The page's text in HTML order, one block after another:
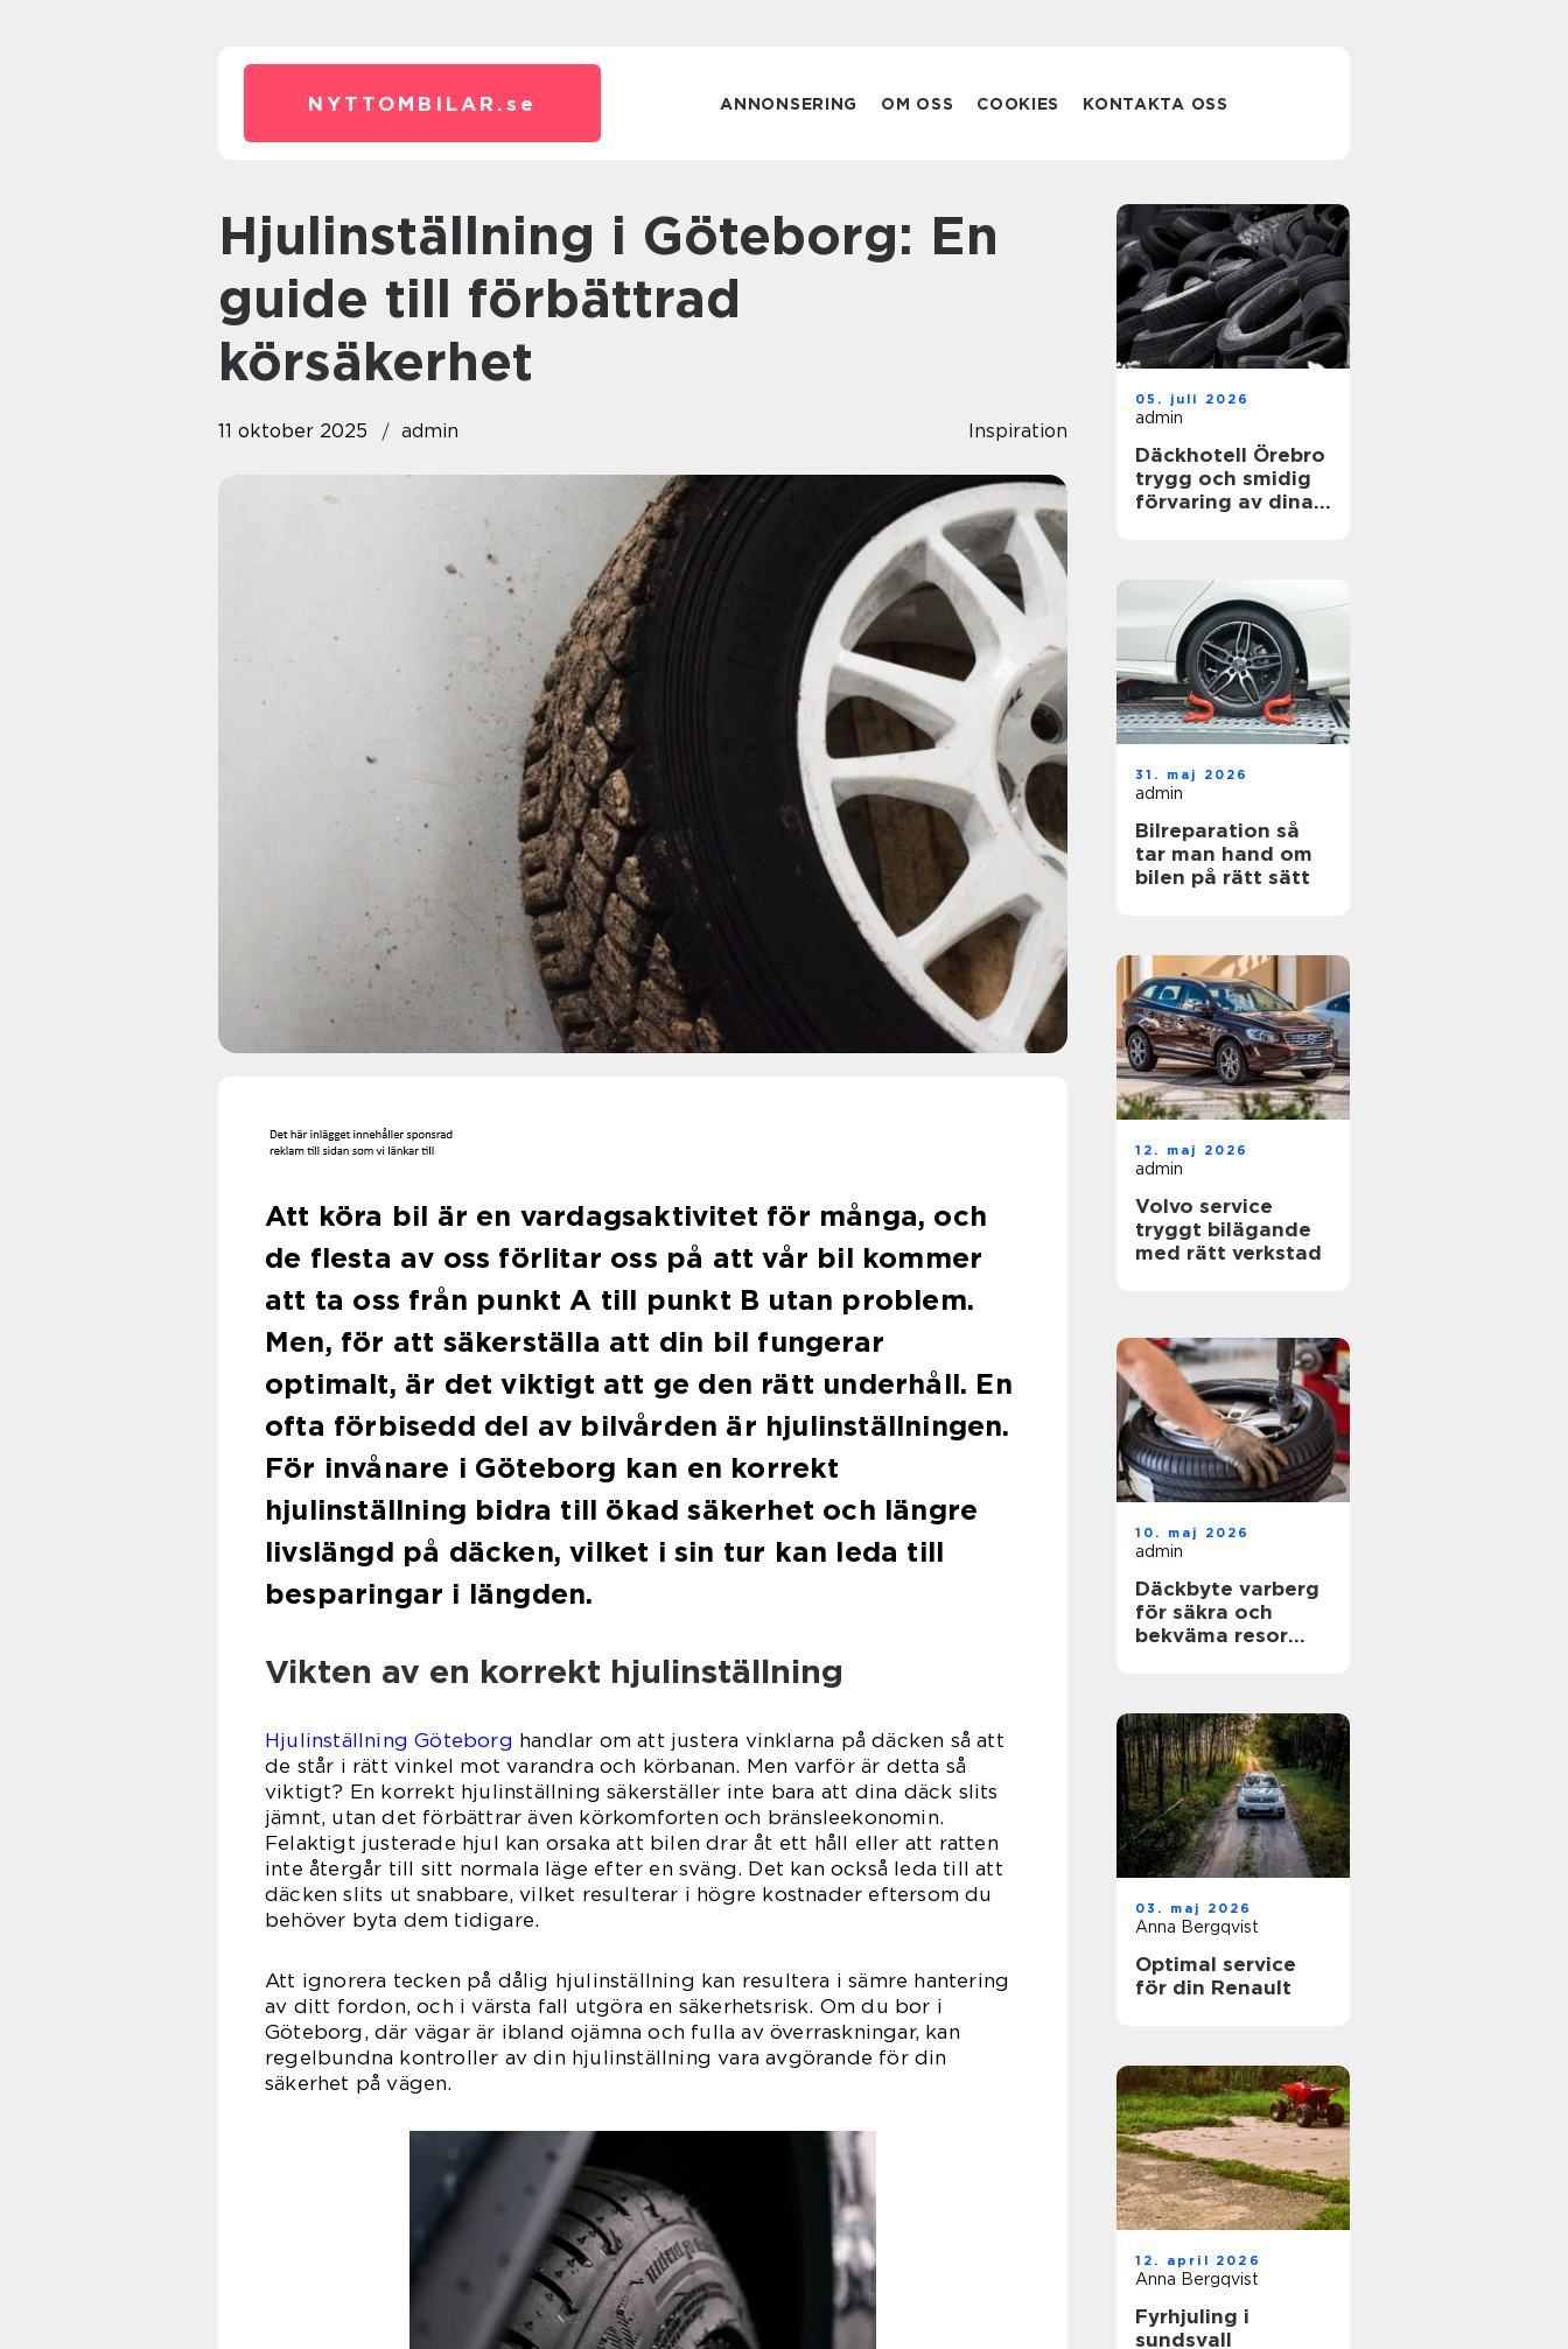
NYTTOMBILAR. se ANNONSERING OM OSS COOKIES KONTAKTA OSS
Hjulinställning i Göteborg: En
guide till förbättrad
körsäkerhet
11 oktober 2025 admin Inspiration
Att köra bil är en vardagsaktivitet för många, och
de flesta av oss förlitar oss på att vår bil kommer
att ta oss från punkt A till punkt B utan problem.
Men, för att säkerställa att din bil fungerar
optimalt, är det viktigt att ge den rätt underhåll. En
ofta förbisedd del av bilvården är hjulinställningen.
För invånare i Göteborg kan en korrekt
hjulinställning bidra till ökad säkerhet och längre
livslängd på däcken, vilket i sin tur kan leda till
besparingar i längden.
Vikten av en korrekt hjulinställning
Hjulinställning Göteborg handlar om att justera vinklarna på däcken så att
de står i rätt vinkel mot varandra och körbanan. Men varför är detta så
viktigt? En korrekt hjulinställning säkerställer inte bara att dina däck slits
jämnt, utan det förbättrar även körkomforten och bränsleekonomin.
Felaktigt justerade hjul kan orsaka att bilen drar åt ett håll eller att ratten
inte återgår till sitt normala läge efter en sväng. Det kan också leda till att
däcken slits ut snabbare, vilket resulterar i högre kostnader eftersom du
behöver byta dem tidigare.
Att ignorera tecken på dålig hjulinställning kan resultera i sämre hantering
av ditt fordon, och i värsta fall utgöra en säkerhetsrisk. Om du bor i
Göteborg, där vägar är ibland ojämna och fulla av överraskningar, kan
regelbundna kontroller av din hjulinställning vara avgörande för din
säkerhet på vägen.
05. juli 2026
admin
Däckhotell Örebro
trygg och smidig
förvaring av dina
31. maj 2026
admin
Bilreparation så
tar man hand om
bilen på rätt sätt
12. maj 2026
admin
Volvo service
tryggt bilägande
med rätt verkstad
10. maj 2026
admin
Däckbyte varberg
för säkra och
bekväma resor
03. maj 2026
Anna Bergqvist
Optimal service
för din Renault
12. april 2026
Anna Bergqvist
Fyrhjuling i
sundsvall